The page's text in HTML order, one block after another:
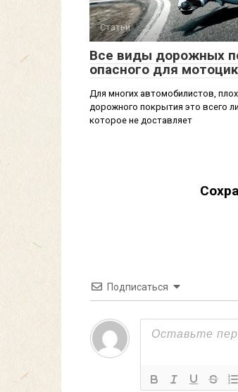
Статьи
Все виды дорожных
опасного для
Для многих автомобилистов,
дорожного покрытия это всего
которое не доставляет
Подписаться